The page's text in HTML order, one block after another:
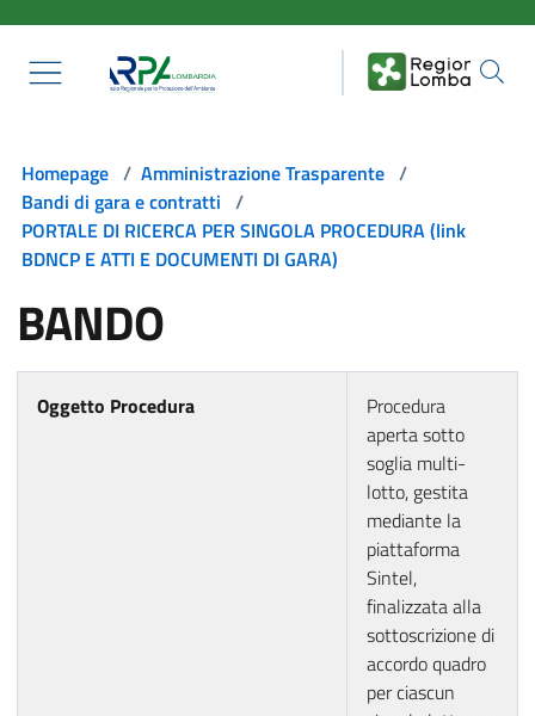
Homepage / Amministrazione Trasparente /
Bandi di gara e contratti /
PORTALE DI RICERCA PER SINGOLA PROCEDURA (link
BDNCP E ATTI E DOCUMENTI DI GARA)
BANDO
Oggetto Procedura
Procedura
aperta sotto
soglia multi-
lotto, gestita
mediante la
piattaforma
Sintel,
finalizzata alla
sottoscrizione di
accordo quadro
per ciascun